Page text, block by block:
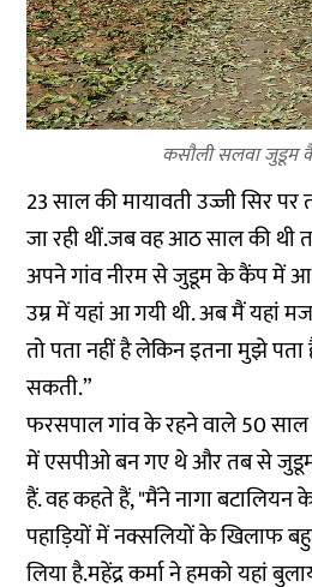
कसौली सलवा जुडूम
23 साल की मायावती उज्जी सिर
जा रही थीं.जब वह आठ साल की थी
अपने गांव नीरम से जुडूम के कैंप में आ
उम्र में यहां आ गयी थी. अब मैं यहां
तो पता नहीं है लेकिन इतना मुझे
सकती.”
फरसपाल गांव के रहने वाले 50 साल
में एसपीओ बन गए थे और तब से
हैं. वह कहते हैं, "मैंने नागा बटालियन
पहाड़ियों में नक्सलियों के खिलाफ
लिया है.महेंद्र कर्मा ने हमको यहां